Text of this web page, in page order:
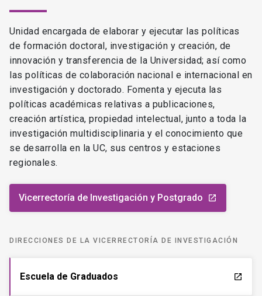
Unidad encargada de elaborar y ejecutar las políticas
de formación doctoral, investigación y creación, de
innovación y transferencia de la Universidad; así como
las políticas de colaboración nacional e internacional en
investigación y doctorado. Fomenta y ejecuta las
políticas académicas relativas a publicaciones,
creación artística, propiedad intelectual, junto a toda la
investigación multidisciplinaria y el conocimiento que
se desarrolla en la UC, sus centros y estaciones
regionales.
Vicerrectoría de Investigación y Postgrado launch
DIRECCIONES DE LA VICERRECTORÍA DE INVESTIGACIÓN
Escuela de Graduados launch